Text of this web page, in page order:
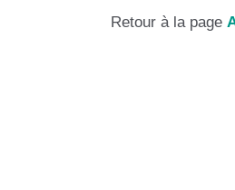
Retour à la page